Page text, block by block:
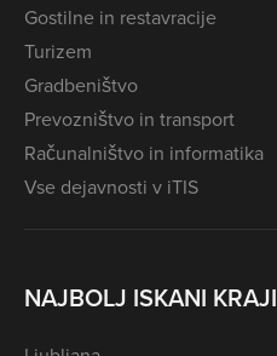
Gostilne in restavracije
Turizem
Gradbeništvo
Prevozništvo in transport
Računalništvo in informatika
Vse dejavnosti v iTIS
NAJBOLJ ISKANI KRAJI